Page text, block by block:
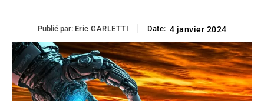
Publié par: Eric GARLETTI Date: 4 janvier 2024